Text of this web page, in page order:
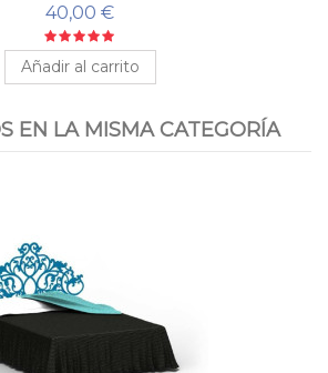
40,00 €
Añadir al carrito
EN LA MISMA CATEGORÍA